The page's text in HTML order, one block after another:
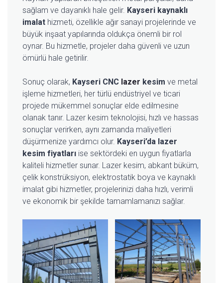
sağlam ve dayanıklı hale gelir. Kayseri kaynaklı
imalat hizmeti, özellikle ağır sanayi projelerinde ve
büyük inşaat yapılarında oldukça önemli bir rol
oynar. Bu hizmetle, projeler daha güvenli ve uzun
ömürlü hale getirilir.
Sonuç olarak, Kayseri CNC lazer kesim ve metal
işleme hizmetleri, her türlü endüstriyel ve ticari
projede mükemmel sonuçlar elde edilmesine
olanak tanır. Lazer kesim teknolojisi, hızlı ve hassas
sonuçlar verirken, aynı zamanda maliyetleri
düşürmenize yardımcı olur. Kayseri’da lazer
kesim fiyatları ise sektördeki en uygun fiyatlarla
kaliteli hizmetler sunar. Lazer kesim, abkant büküm,
çelik konstrüksiyon, elektrostatik boya ve kaynaklı
imalat gibi hizmetler, projelerinizi daha hızlı, verimli
ve ekonomik bir şekilde tamamlamanızı sağlar.